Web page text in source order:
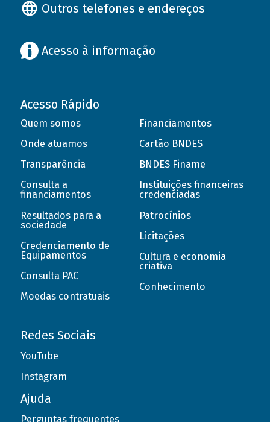
Outros telefones e endereços
Acesso à informação
Acesso Rápido
Quem somos
Onde atuamos
Transparência
Consulta a
financiamentos
Resultados para a
sociedade
Credenciamento de
Equipamentos
Consulta PAC
Moedas contratuais
Financiamentos
Cartão BNDES
BNDES Finame
Instituições financeiras
credenciadas
Patrocínios
Licitações
Cultura e economia
criativa
Conhecimento
Redes Sociais
YouTube
Instagram
Ajuda
Perguntas frequentes